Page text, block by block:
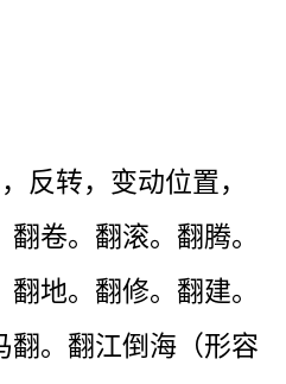
反转，变动位置，
卷。翻滚。翻腾。
地。翻修。翻建。
翻。翻江倒海（形容